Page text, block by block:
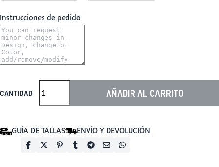
Instrucciones de pedido
CANTIDAD AÑADIR AL CARRITO
GUÍA DE TALLAS ENVÍO Y DEVOLUCIÓN